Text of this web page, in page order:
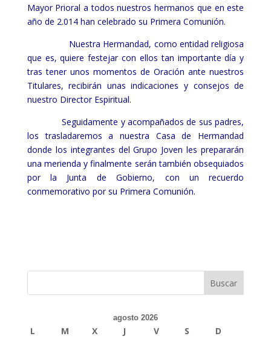
Mayor Prioral a todos nuestros hermanos que en este
año de 2.014 han celebrado su Primera Comunión.
Nuestra Hermandad, como entidad religiosa
que es, quiere festejar con ellos tan importante día y
tras tener unos momentos de Oración ante nuestros
Titulares, recibirán unas indicaciones y consejos de
nuestro Director Espiritual.
Seguidamente y acompañados de sus padres,
los trasladaremos a nuestra Casa de Hermandad
donde los integrantes del Grupo Joven les prepararán
una merienda y finalmente serán también obsequiados
por la Junta de Gobierno, con un recuerdo
conmemorativo por su Primera Comunión.
agosto 2026
L M X J V S
D